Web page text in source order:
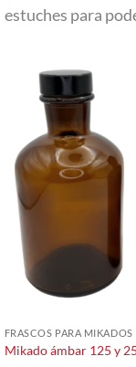
estuches para
FRASCOS PARA MIKADOS
Mikado ámbar 125 y